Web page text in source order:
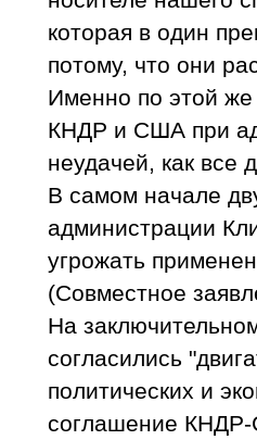
которая в один
потому, что они
Именно по этой же
КНДР и США при
неудачей, как все
В самом начале
администрации
угрожать
(Совместное
На
согласились
политических и
соглашение КНДР-